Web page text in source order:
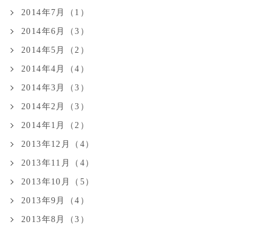
2014年7月（1）
2014年6月（3）
2014年5月（2）
2014年4月（4）
2014年3月（3）
2014年2月（3）
2014年1月（2）
2013年12月（4）
2013年11月（4）
2013年10月（5）
2013年9月（4）
2013年8月（3）